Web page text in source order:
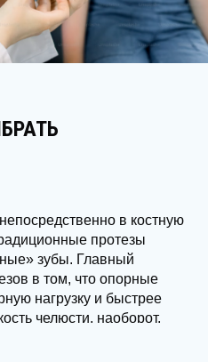
в костную
протезы
зубы. Главный
в том, что опорные
нагрузку и быстрее
челюсти, наоборот,